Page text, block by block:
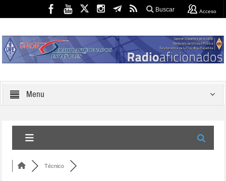
Buscar Acceso
Menu
Técnico